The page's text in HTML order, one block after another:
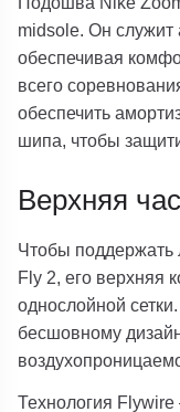
midsole. Он служит
обеспечивая
всего
обеспечить
шипа, чтобы
Верхняя
Чтобы поддержать
Fly 2, его верхняя
однослойной
бесшовному
Технология